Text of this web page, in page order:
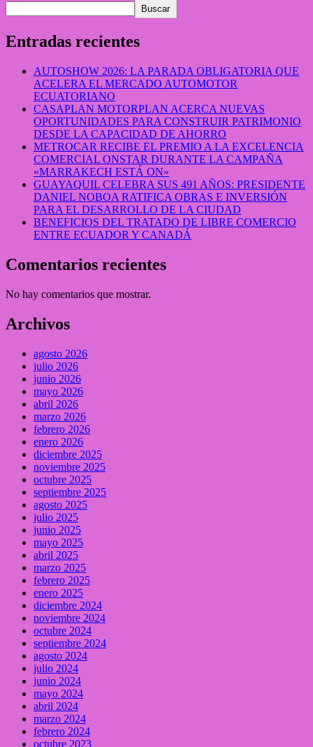
Buscar
Entradas recientes
AUTOSHOW 2026: LA PARADA OBLIGATORIA QUE
ACELERA EL MERCADO AUTOMOTOR
ECUATORIANO
CASAPLAN MOTORPLAN ACERCA NUEVAS
OPORTUNIDADES PARA CONSTRUIR PATRIMONIO
DESDE LA CAPACIDAD DE AHORRO
METROCAR RECIBE EL PREMIO A LA EXCELENCIA
COMERCIAL ONSTAR DURANTE LA CAMPAÑA
«MARRAKECH ESTÁ ON»
GUAYAQUIL CELEBRA SUS 491 AÑOS: PRESIDENTE
DANIEL NOBOA RATIFICA OBRAS E INVERSIÓN
PARA EL DESARROLLO DE LA CIUDAD
BENEFICIOS DEL TRATADO DE LIBRE COMERCIO
ENTRE ECUADOR Y CANADÁ
Comentarios recientes
No hay comentarios que mostrar.
Archivos
agosto 2026
julio 2026
junio 2026
mayo 2026
abril 2026
marzo 2026
febrero 2026
enero 2026
diciembre 2025
noviembre 2025
octubre 2025
septiembre 2025
agosto 2025
julio 2025
junio 2025
mayo 2025
abril 2025
marzo 2025
febrero 2025
enero 2025
diciembre 2024
noviembre 2024
octubre 2024
septiembre 2024
agosto 2024
julio 2024
junio 2024
mayo 2024
abril 2024
marzo 2024
febrero 2024
octubre 2023